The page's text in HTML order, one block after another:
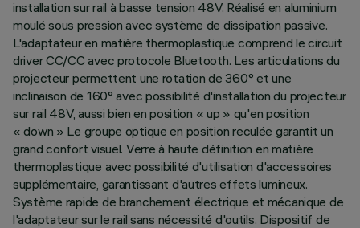
installation sur rail à basse tension 48V. Réalisé en aluminium
moulé sous pression avec système de dissipation passive.
L'adaptateur en matière thermoplastique comprend le circuit
driver CC/CC avec protocole Bluetooth. Les articulations du
projecteur permettent une rotation de 360° et une
inclinaison de 160° avec possibilité d'installation du projecteur
sur rail 48V, aussi bien en position « up » qu'en position
« down » Le groupe optique en position reculée garantit un
grand confort visuel. Verre à haute définition en matière
thermoplastique avec possibilité d'utilisation d'accessoires
supplémentaire, garantissant d'autres effets lumineux.
Système rapide de branchement électrique et mécanique de
l'adaptateur sur le rail sans nécessité d'outils. Dispositif de